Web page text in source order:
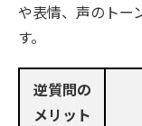
や表情、声のトー
す。
逆質問の
メリット